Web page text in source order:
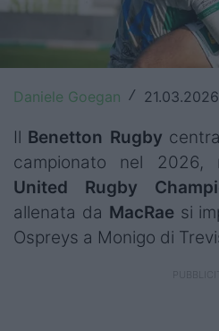
Premiership
Champions Cup
Challenge Cup
World Rugby
Rugby World Cup
Super Rugby
Daniele Goegan /
Il Benetton Rugby
campionato nel 2026,
United Rugby
allenata da MacRaesi
Ospreys a Monigo di